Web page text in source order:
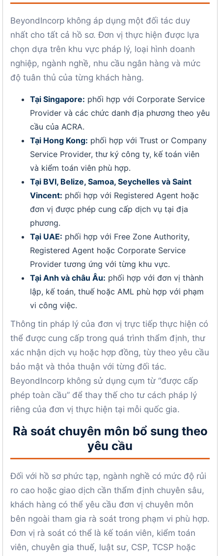
BeyondIncorp không áp dụng một đối tác duy
nhất cho tất cả hồ sơ. Đơn vị thực hiện được lựa
chọn dựa trên khu vực pháp lý, loại hình doanh
nghiệp, ngành nghề, nhu cầu ngân hàng và mức
độ tuân thủ của từng khách hàng.
Tại Singapore: phối hợp với Corporate Service
Provider và các chức danh địa phương theo yêu
cầu của ACRA.
Tại Hong Kong: phối hợp với Trust or Company
Service Provider, thư ký công ty, kế toán viên
và kiểm toán viên phù hợp.
Tại BVI, Belize, Samoa, Seychelles và Saint
Vincent: phối hợp với Registered Agent hoặc
đơn vị được phép cung cấp dịch vụ tại địa
phương.
Tại UAE: phối hợp với Free Zone Authority,
Registered Agent hoặc Corporate Service
Provider tương ứng với từng khu vực.
Tại Anh và châu Âu: phối hợp với đơn vị thành
lập, kế toán, thuế hoặc AML phù hợp với phạm
vi công việc.
Thông tin pháp lý của đơn vị trực tiếp thực hiện có
thể được cung cấp trong quá trình thẩm định, thư
xác nhận dịch vụ hoặc hợp đồng, tùy theo yêu cầu
bảo mật và thỏa thuận với từng đối tác.
BeyondIncorp không sử dụng cụm từ “được cấp
phép toàn cầu” để thay thế cho tư cách pháp lý
riêng của đơn vị thực hiện tại mỗi quốc gia.
Rà soát chuyên môn bổ sung theo
yêu cầu
Đối với hồ sơ phức tạp, ngành nghề có mức độ rủi
ro cao hoặc giao dịch cần thẩm định chuyên sâu,
khách hàng có thể yêu cầu đơn vị chuyên môn
bên ngoài tham gia rà soát trong phạm vi phù hợp.
Đơn vị rà soát có thể là kế toán viên, kiểm toán
viên, chuyên gia thuế, luật sư, CSP, TCSP hoặc